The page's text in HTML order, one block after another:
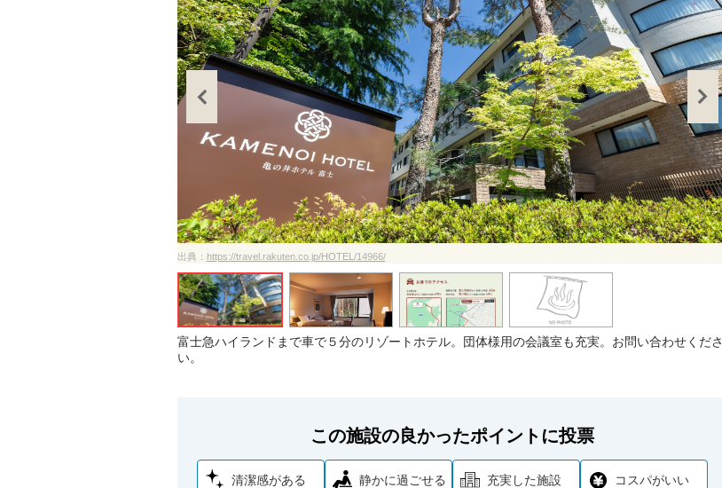
出典： https://travel.rakuten.co.jp/HOTEL/14966/
富士急ハイランドまで車で５分のリゾートホテル。団体様用の会議室も充実。お問い合わせくださ
い。
この施設の良かったポイントに投票
清潔感がある 静かに過ごせる 充実した施設 コスパがいい